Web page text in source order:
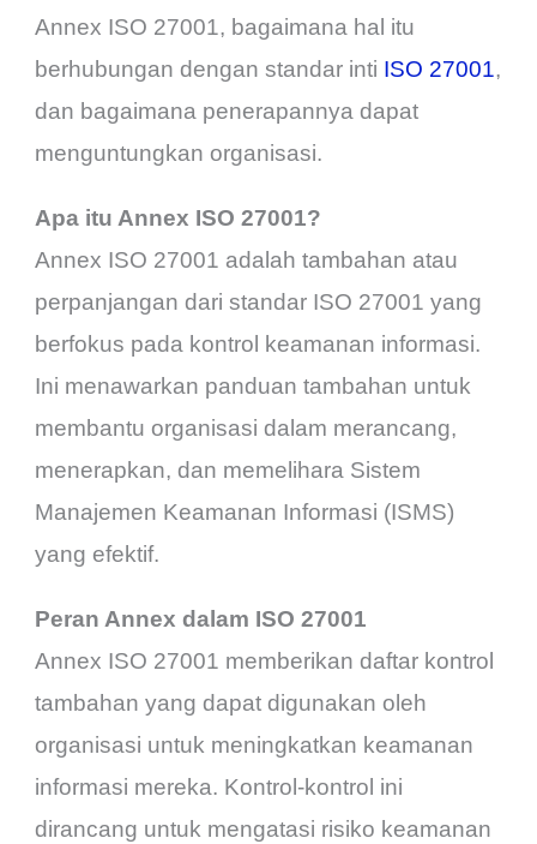
Annex ISO 27001, bagaimana hal itu
berhubungan dengan standar inti ISO 27001,
dan bagaimana penerapannya dapat
menguntungkan organisasi.
Apa itu Annex ISO 27001?
Annex ISO 27001 adalah tambahan atau
perpanjangan dari standar ISO 27001 yang
berfokus pada kontrol keamanan informasi.
Ini menawarkan panduan tambahan untuk
membantu organisasi dalam merancang,
menerapkan, dan memelihara Sistem
Manajemen Keamanan Informasi (ISMS)
yang efektif.
Peran Annex dalam ISO 27001
Annex ISO 27001 memberikan daftar kontrol
tambahan yang dapat digunakan oleh
organisasi untuk meningkatkan keamanan
informasi mereka. Kontrol-kontrol ini
dirancang untuk mengatasi risiko keamanan